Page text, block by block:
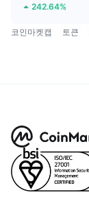
242.64%
코인마켓캡 토큰